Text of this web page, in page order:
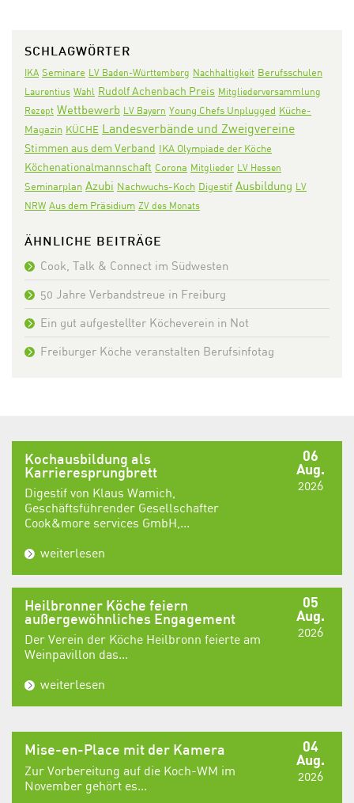
SCHLAGWÖRTER
IKA Seminare LV Baden-Württemberg Nachhaltigkeit Berufsschulen
Laurentius Wahl Rudolf Achenbach Preis Mitgliederversammlung
Rezept Wettbewerb LV Bayern Young Chefs Unplugged Küche-
Magazin KÜCHE Landesverbände und Zweigvereine
Stimmen aus dem Verband IKA Olympiade der Köche
Köchenationalmannschaft Corona Mitglieder LV Hessen
Seminarplan Azubi Nachwuchs-Koch Digestif Ausbildung LV
NRW Aus dem Präsidium ZV des Monats
ÄHNLICHE BEITRÄGE
Cook, Talk & Connect im Südwesten
50 Jahre Verbandstreue in Freiburg
Ein gut aufgestellter Köcheverein in Not
Freiburger Köche veranstalten Berufsinfotag
06
Aug.
2026
Kochausbildung als
Karrieresprungbrett
Digestif von Klaus Wamich,
Geschäftsführender Gesellschafter
Cook&more services GmbH,...
weiterlesen
05
Aug.
2026
Heilbronner Köche feiern
außergewöhnliches Engagement
Der Verein der Köche Heilbronn feierte am
Weinpavillon das...
weiterlesen
04
Aug.
2026
Mise-en-Place mit der Kamera
Zur Vorbereitung auf die Koch-WM im
November gehört es...